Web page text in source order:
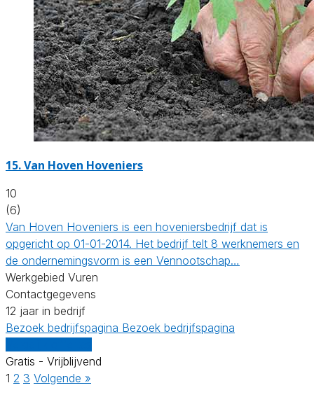
15.Van Hoven Hoveniers
10
(6)
Van Hoven Hoveniers is een hoveniersbedrijf dat is
opgericht op 01-01-2014. Het bedrijf telt 8 werknemers en
de ondernemingsvorm is een Vennootschap…
Werkgebied Vuren
Contactgegevens
12 jaar in bedrijf
Bezoek bedrijfspagina Bezoek bedrijfspagina
Gratis - Vrijblijvend
1 2 3 Volgende »